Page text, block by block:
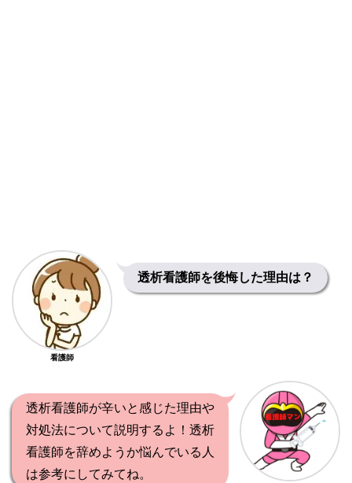
看護師
透析看護師を後悔した理由は？
透析看護師が辛いと感じた理由や
対処法について説明するよ！透析
看護師を辞めようか悩んでいる人
は参考にしてみてね。